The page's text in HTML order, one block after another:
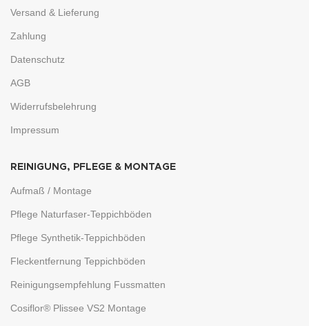
Versand & Lieferung
Zahlung
Datenschutz
AGB
Widerrufsbelehrung
Impressum
REINIGUNG, PFLEGE & MONTAGE
Aufmaß / Montage
Pflege Naturfaser-Teppichböden
Pflege Synthetik-Teppichböden
Fleckentfernung Teppichböden
Reinigungsempfehlung Fussmatten
Cosiflor® Plissee VS2 Montage